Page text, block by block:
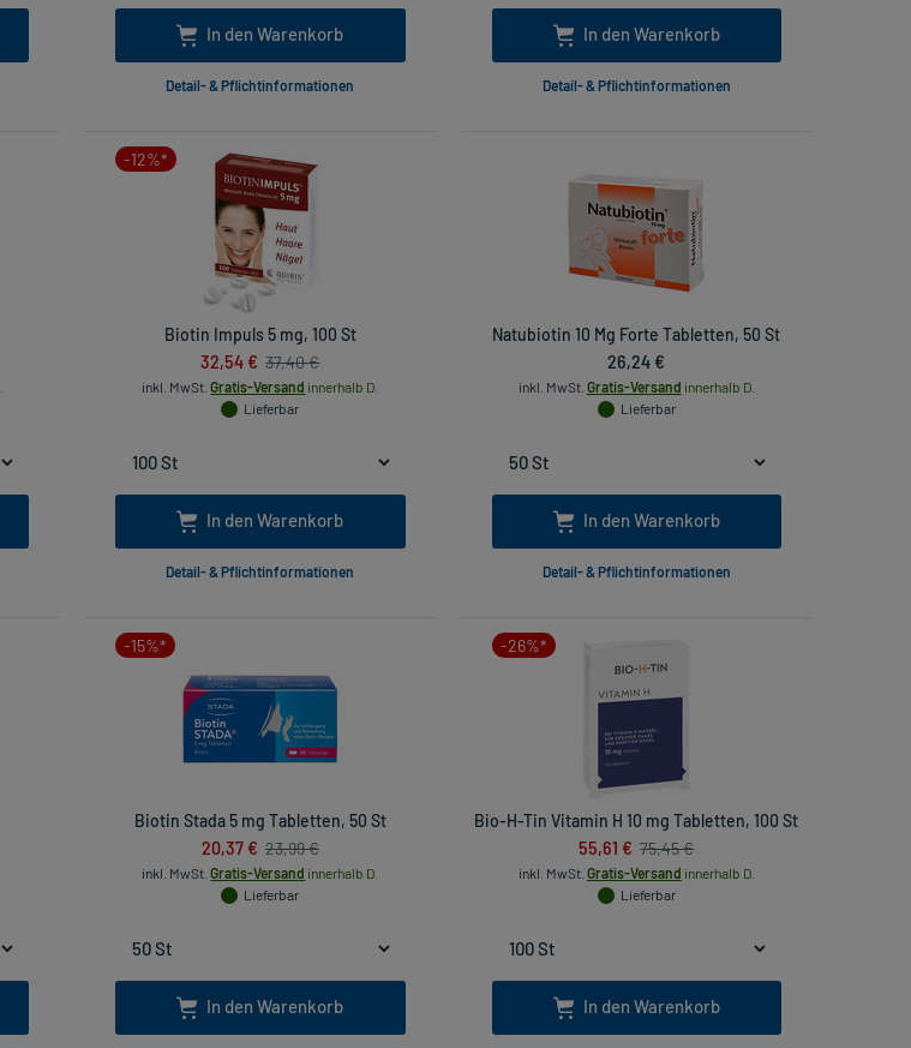
In den Warenkorb
Detail- & Pflichtinformationen
In den Warenkorb
Detail- & Pflichtinformationen
-12%*
Biotin Impuls 5 mg, 100 St
32,54 € 37,40 €
inkl. MwSt. Gratis-Versand innerhalb D.
Lieferbar
In den Warenkorb
Detail- & Pflichtinformationen
Natubiotin 10 Mg Forte Tabletten, 50 St
26,24 €
inkl. MwSt. Gratis-Versand innerhalb D.
Lieferbar
In den Warenkorb
Detail- & Pflichtinformationen
-15%*
Biotin Stada 5 mg Tabletten, 50 St
20,37 € 23,99 €
inkl. MwSt. Gratis-Versand innerhalb D.
Lieferbar
In den Warenkorb
-26%*
Bio-H-Tin Vitamin H 10 mg Tabletten, 100 St
55,61 € 75,45 €
inkl. MwSt. Gratis-Versand innerhalb D.
Lieferbar
In den Warenkorb